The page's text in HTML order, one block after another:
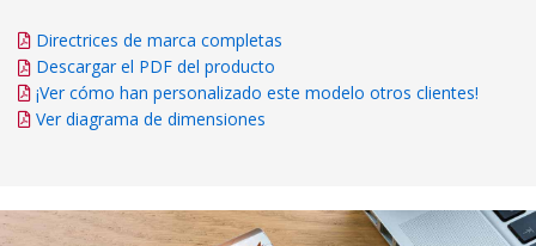
Directrices de marca completas
Descargar el PDF del producto
¡Ver cómo han personalizado este modelo otros clientes!
Ver diagrama de dimensiones